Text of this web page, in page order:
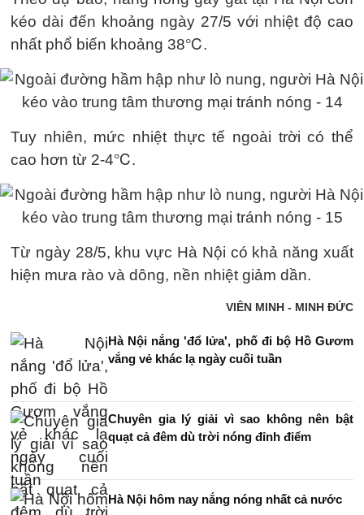
kéo dài đến khoảng ngày 27/5 với nhiệt độ cao
nhất phổ biến khoảng 38℃.
Tuy nhiên, mức nhiệt thực tế ngoài trời có thể
cao hơn từ 2-4℃.
Từ ngày 28/5, khu vực Hà Nội có khả năng xuất
hiện mưa rào và dông, nền nhiệt giảm dần.
VIÊN MINH - MINH ĐỨC
Hà Nội nắng 'đổ lửa', phố đi bộ Hồ Gươm
vắng vẻ khác lạ ngày cuối tuần
Chuyên gia lý giải vì sao không nên bật
quạt cả đêm dù trời nóng đỉnh điểm
Hà Nội hôm nay nắng nóng nhất cả nước